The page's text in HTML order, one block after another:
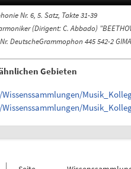
Nr. 6, 5. Satz, Takte 31-39
(Dirigent: C. Abbado)
DeutscheGrammophon 445 542-2
Gebieten